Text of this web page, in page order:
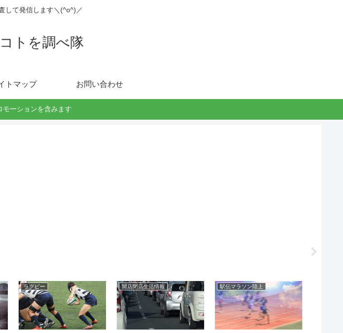
して発信します＼(^o^)／
トを調べ隊
トマップ お問い合わせ
モーションを含みます
ラグビー 開店閉店生活情報 駅伝マラソン陸上